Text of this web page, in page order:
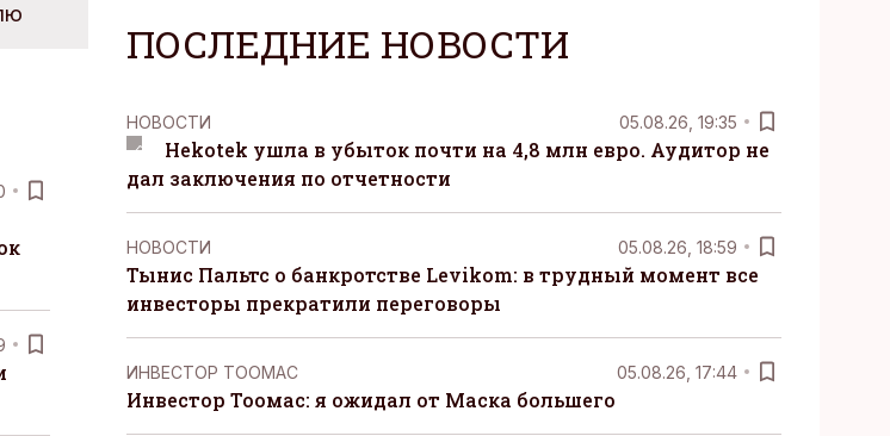
ПОСЛЕДНИЕ НОВОСТИ
НОВОСТИ 05.08.26, 19:35
Hekotek ушла в убыток почти на 4,8 млн евро. Аудитор не
дал заключения по отчетности
НОВОСТИ 05.08.26, 18:59
Тынис Пальтс о банкротстве Levikom: в трудный момент все
инвесторы прекратили переговоры
ИНВЕСТОР ТООМАС 05.08.26, 17:44
Инвестор Тоомас: я ожидал от Маска большего